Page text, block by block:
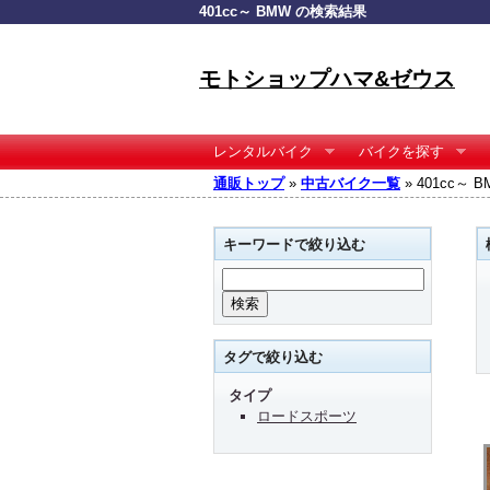
401cc～ BMW の検索結果
モトショップハマ&ゼウス
レンタルバイク
バイクを探す
通販トップ» 中古バイク一覧 » 401cc～
キーワードで絞り込む
タグで絞り込む
タイプ
ロードスポーツ